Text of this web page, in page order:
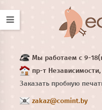
Мы работаем с 9-
пр-т
Заказать пробную
zakaz@comint.by